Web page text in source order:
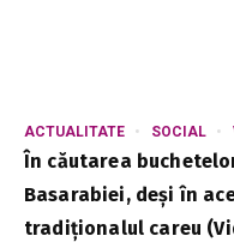
ACTUALITATE SOCIAL
În căutarea
Basarabiei, deși în
tradiționalul careu